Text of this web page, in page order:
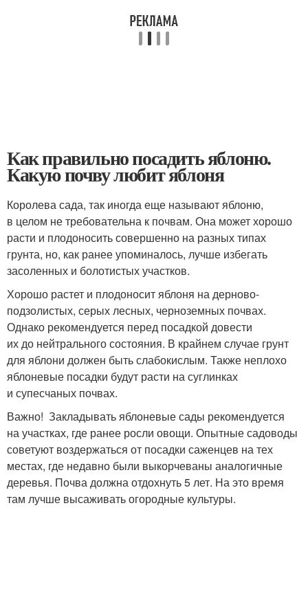
Как правильно посадить яблоню.
Какую почву любит яблоня
Королева сада, так иногда еще называют яблоню,
в целом не требовательна к почвам. Она может хорошо
расти и плодоносить совершенно на разных типах
грунта, но, как ранее упоминалось, лучше избегать
засоленных и болотистых участков.
Хорошо растет и плодоносит яблоня на дерново-
подзолистых, серых лесных, черноземных почвах.
Однако рекомендуется перед посадкой довести
их до нейтрального состояния. В крайнем случае грунт
для яблони должен быть слабокислым. Также неплохо
яблоневые посадки будут расти на суглинках
и супесчаных почвах.
Важно! Закладывать яблоневые сады рекомендуется
на участках, где ранее росли овощи. Опытные садоводы
советуют воздержаться от посадки саженцев на тех
местах, где недавно были выкорчеваны аналогичные
деревья. Почва должна отдохнуть 5 лет. На это время
там лучше высаживать огородные культуры.